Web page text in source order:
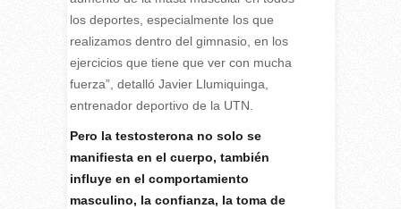
los deportes, especialmente los que
realizamos dentro del gimnasio, en los
ejercicios que tiene que ver con mucha
fuerza”, detalló Javier Llumiquinga,
entrenador deportivo de la UTN.
Pero la testosterona no solo se
manifiesta en el cuerpo, también
influye en el comportamiento
masculino, la confianza, la toma de